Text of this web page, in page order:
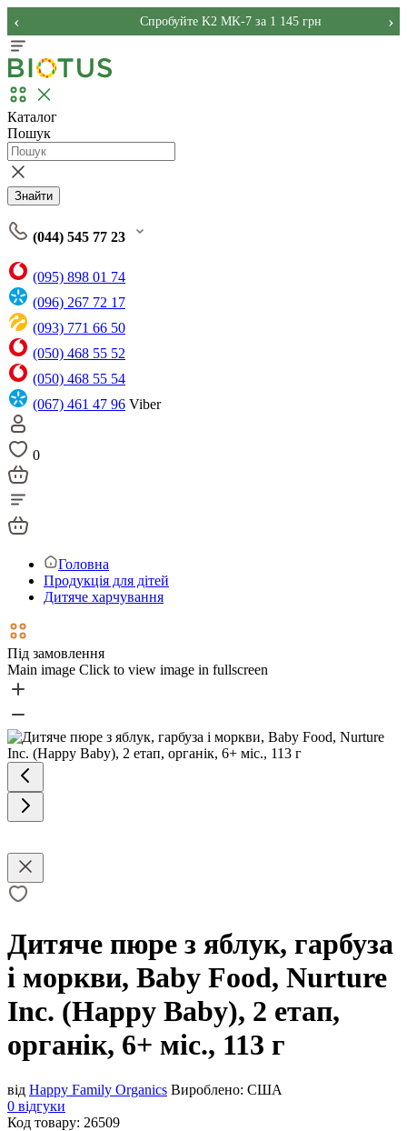
Спробуйте K2 MK-7 за 1 145 грн
‹ ›
Каталог
Пошук
Знайти
(044) 545 77 23
(095) 898 01 74
(096) 267 72 17
(093) 771 66 50
(050) 468 55 52
(050) 468 55 54
(067) 461 47 96 Viber
0
Головна
Продукція для дітей
Дитяче харчування
Під замовлення
Main image Click to view image in fullscreen
Дитяче пюре з яблук, гарбуза
і моркви, Baby Food, Nurture
Inc. (Happy Baby), 2 етап,
органік, 6+ міс., 113 г
від Happy Family Organics Вироблено: США
0 відгуки
Код товару: 26509